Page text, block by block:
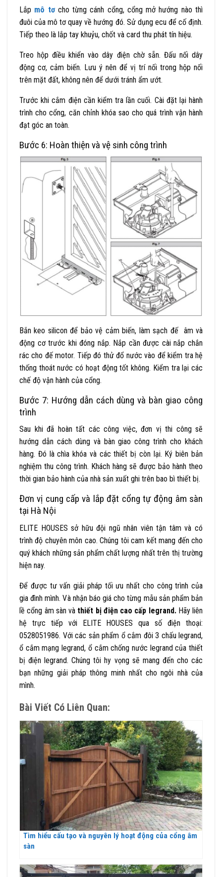
Lắp mô tơcho từng cánh cổng, cổng mở hướng nào thì
đuôi của mô tơ quay về hướng đó. Sử dụng ecu để cố định.
Tiếp theo là lắp tay khuỷu, chốt và card thu phát tín hiệu.
Treo hộp điều khiển vào dây điện chờ sẵn. Đấu nối dây
động cơ, cảm biến. Lưu ý nên để vị trí nối trong hộp nối
trên mặt đất, không nên để dưới tránh ẩm ướt.
Trước khi cắm điện cần kiểm tra lần cuối. Cài đặt lại hành
trình cho cổng, căn chỉnh khóa sao cho quá trình vận hành
đạt góc an toàn.
Bước 6: Hoàn thiện và vệ sinh công trình
Bắn keo silicon để bảo vệ cảm biến, làm sạch đế âm và
động cơ trước khi đóng nắp. Nắp cần được cài nắp chắn
rác cho đế motor. Tiếp đó thử đổ nước vào để kiểm tra hệ
thống thoát nước có hoạt động tốt không. Kiểm tra lại các
chế độ vận hành của cổng.
Bước 7: Hướng dẫn cách dùng và bàn giao công
trình
Sau khi đã hoàn tất các công việc, đơn vị thi công sẽ
hướng dẫn cách dùng và bàn giao công trình cho khách
hàng. Đó là chìa khóa và các thiết bị còn lại. Ký biên bản
nghiệm thu công trình. Khách hàng sẽ được bảo hành theo
thời gian bảo hành của nhà sản xuất ghi trên bao bì thiết bị.
Đơn vị cung cấp và lắp đặt cổng tự động âm sàn
tại Hà Nội
ELITE HOUSES sở hữu đội ngũ nhân viên tận tâm và có
trình độ chuyên môn cao. Chúng tôi cam kết mang đến cho
quý khách những sản phẩm chất lượng nhất trên thị trường
hiện nay.
Để được tư vấn giải pháp tối ưu nhất cho công trình của
gia đình mình. Và nhận báo giá cho từng mẫu sản phẩm bản
lề cổng âm sàn và thiết bị điện cao cấp legrand.Hãy liên
hệ trực tiếp với ELITE HOUSES qua số điện thoại:
0528051986. Với các sản phẩm ổ cắm đôi 3 chấu legrand,
ổ cắm mạng legrand, ổ cắm chống nước legrand của thiết
bị điện legrand. Chúng tôi hy vọng sẽ mang đến cho các
bạn những giải pháp thông minh nhất cho ngôi nhà của
mình.
Bài Viết Có Liên Quan:
Tìm hiểu cấu tạo và nguyên lý hoạt động của cổng âm
sàn